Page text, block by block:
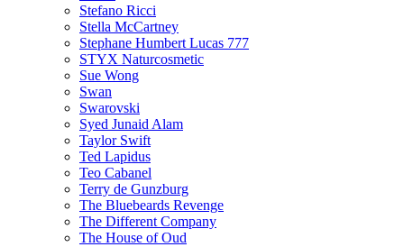
Stefano Ricci
Stella McCartney
Stephane Humbert Lucas 777
STYX Naturсosmetic
Sue Wong
Swan
Swarovski
Syed Junaid Alam
Taylor Swift
Ted Lapidus
Teo Cabanel
Terry de Gunzburg
The Bluebeards Revenge
The Different Company
The House of Oud